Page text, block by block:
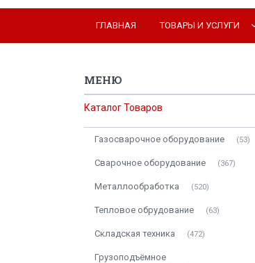
ГЛАВНАЯ ТОВАРЫ И УСЛУГИ
Каталог Товаров
Газосварочное оборудование 53
Сварочное оборудование 367
Металлообработка 520
Тепловое обрудование 63
Складская техника 472
Грузоподъёмное